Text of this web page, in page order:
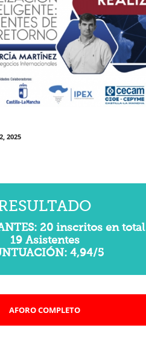
2025
20 inscritos en total
19 Asistentes
4,94/5
AFORO COMPLETO